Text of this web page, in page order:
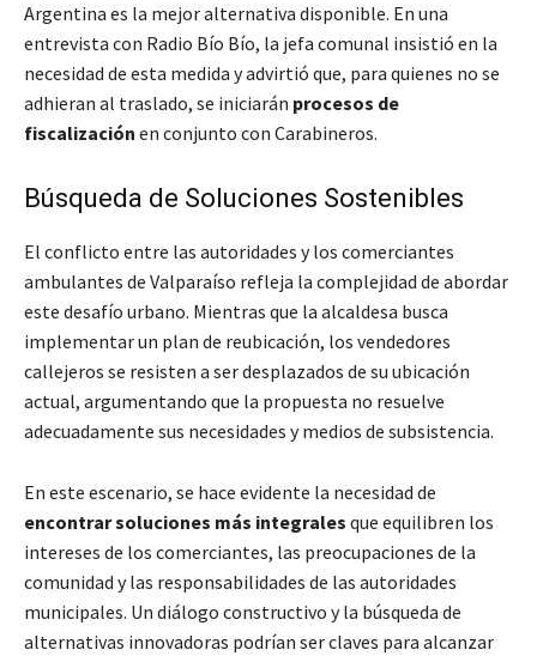
Argentina es la mejor alternativa disponible. En una
entrevista con Radio Bío Bío, la jefa comunal insistió en la
necesidad de esta medida y advirtió que, para quienes no se
adhieran al traslado, se iniciarán procesos de
fiscalización en conjunto con Carabineros.
Búsqueda de Soluciones Sostenibles
El conflicto entre las autoridades y los comerciantes
ambulantes de Valparaíso refleja la complejidad de abordar
este desafío urbano. Mientras que la alcaldesa busca
implementar un plan de reubicación, los vendedores
callejeros se resisten a ser desplazados de su ubicación
actual, argumentando que la propuesta no resuelve
adecuadamente sus necesidades y medios de subsistencia.
En este escenario, se hace evidente la necesidad de
encontrar soluciones más integrales que equilibren los
intereses de los comerciantes, las preocupaciones de la
comunidad y las responsabilidades de las autoridades
municipales. Un diálogo constructivo y la búsqueda de
alternativas innovadoras podrían ser claves para alcanzar